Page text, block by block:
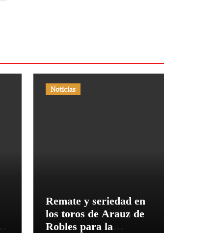
Noticias
Remate y seriedad en
los toros de Arauz de
Robles para la